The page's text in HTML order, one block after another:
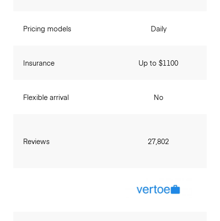
Pricing models
Insurance
Flexible arrival
Reviews
Daily
Up to $1100
No
27,802